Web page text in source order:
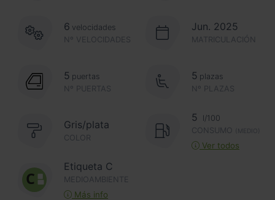
Nº VELOCIDADES
6 velocidades Jun. 2025
MATRICULACIÓN
Nº PUERTAS
5 puertas
Nº PLAZAS
5 plazas
Gris/plata
COLOR
5
l/100
CONSUMO
(MEDIO)
Ver todos
Etiqueta C
MEDIOAMBIENTE
Más info